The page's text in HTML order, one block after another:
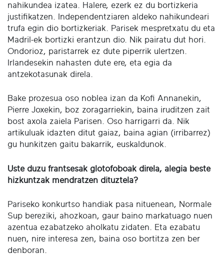
nahikundea izatea. Halere, ezerk ez du bortizkeria
justifikatzen. Independentziaren aldeko nahikundeari
trufa egin dio bortizkeriak. Parisek mespretxatu du eta
Madril-ek bortizki erantzun dio. Nik pairatu dut hori.
Ondorioz, paristarrek ez dute piperrik ulertzen.
Irlandesekin nahasten dute ere, eta egia da
antzekotasunak direla.
Bake prozesua oso noblea izan da Kofi Annanekin,
Pierre Joxekin, boz zoragarriekin, baina iruditzen zait
bost axola zaiela Parisen. Oso harrigarri da. Nik
artikuluak idazten ditut gaiaz, baina agian (irribarrez)
gu hunkitzen gaitu bakarrik, euskaldunok.
Uste duzu frantsesak glotofoboak direla, alegia beste
hizkuntzak mendratzen dituztela?
Pariseko konkurtso handiak pasa nituenean, Normale
Sup bereziki, ahozkoan, gaur baino markatuago nuen
azentua ezabatzeko aholkatu zidaten. Eta ezabatu
nuen, nire interesa zen, baina oso bortitza zen ber
denboran.